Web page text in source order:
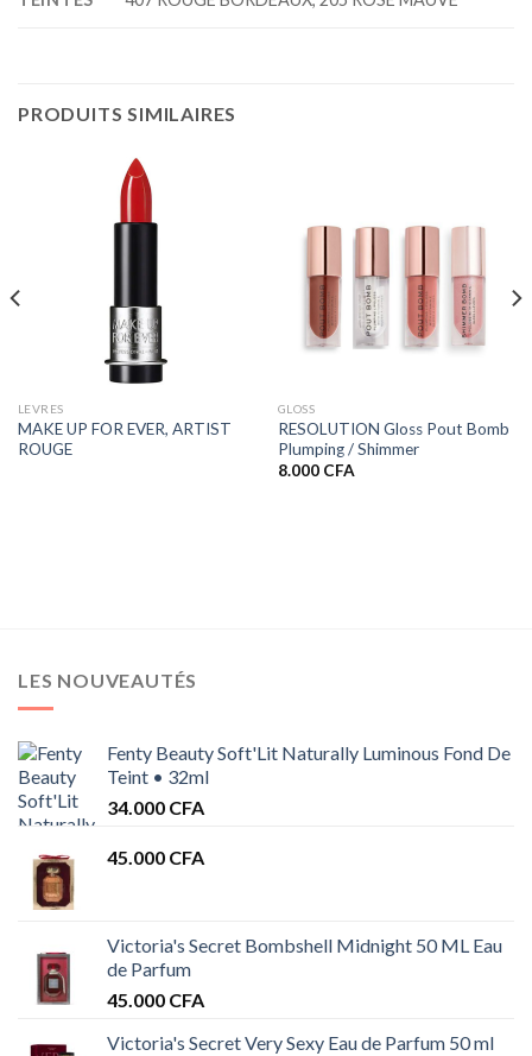
PRODUITS SIMILAIRES
LEVRES
MAKE UP FOR EVER, ARTIST
ROUGE
GLOSS
RESOLUTION Gloss Pout Bomb
Plumping / Shimmer
8.000 CFA
LES NOUVEAUTÉS
Fenty Beauty Soft'Lit Naturally Luminous Fond De
Teint • 32ml
34.000 CFA
45.000 CFA
Victoria's Secret Bombshell Midnight 50 ML Eau
de Parfum
45.000 CFA
Victoria's Secret Very Sexy Eau de Parfum 50 ml